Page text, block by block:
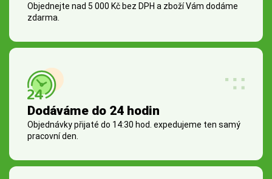
Objednejte nad 5 000 Kč bez DPH a zboží Vám dodáme
zdarma.
Dodáváme do 24 hodin
Objednávky přijaté do 14:30 hod. expedujeme ten samý
pracovní den.